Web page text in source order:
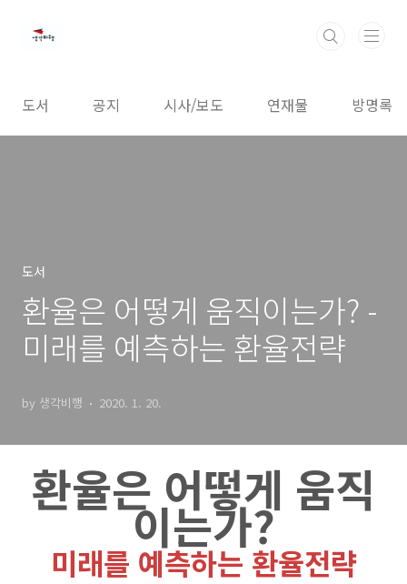
도서 공지 시사/보도 연재물 방명록
도서
환율은 어떻게 움직이는가? -
미래를 예측하는 환율전략
by 생각비행 2020. 1. 20.
환율은 어떻게 움직
이는가?
미래를 예측하는 환율전략